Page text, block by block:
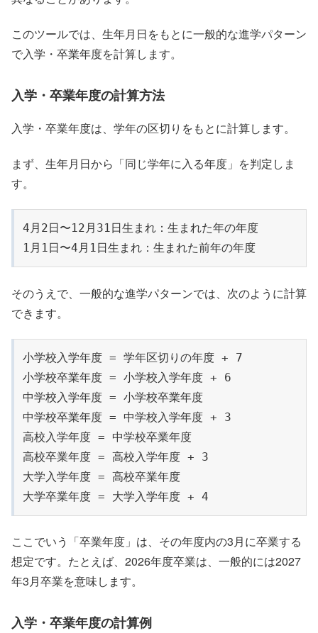
このツールでは、生年月日をもとに一般的な進学パターン
で入学・卒業年度を計算します。
入学・卒業年度の計算方法
入学・卒業年度は、学年の区切りをもとに計算します。
まず、生年月日から「同じ学年に入る年度」を判定しま
す。
4月2日〜12月31日生まれ：生まれた年の年度
1月1日〜4月1日生まれ：生まれた前年の年度
そのうえで、一般的な進学パターンでは、次のように計算
できます。
小学校入学年度 = 学年区切りの年度 + 7
小学校卒業年度 = 小学校入学年度 + 6
中学校入学年度 = 小学校卒業年度
中学校卒業年度 = 中学校入学年度 + 3
高校入学年度 = 中学校卒業年度
高校卒業年度 = 高校入学年度 + 3
大学入学年度 = 高校卒業年度
大学卒業年度 = 大学入学年度 + 4
ここでいう「卒業年度」は、その年度内の3月に卒業する
想定です。たとえば、2026年度卒業は、一般的には2027
年3月卒業を意味します。
入学・卒業年度の計算例